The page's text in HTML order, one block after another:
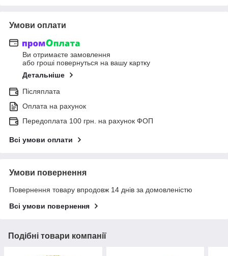
Умови оплати
Ви отримаєте замовлення
або гроші повернуться на вашу картку
Детальніше
Післяплата
Оплата на рахунок
Передоплата 100 грн. на рахунок ФОП
Всі умови оплати
Умови повернення
Повернення товару впродовж 14 днів за домовленістю
Всі умови повернення
Подібні товари компанії